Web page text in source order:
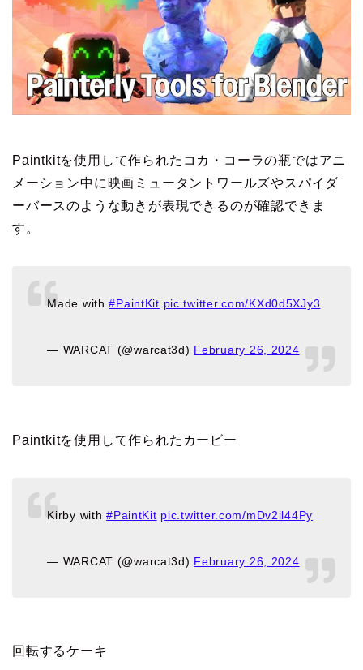
Paintkitを使用して作られたコカ・コーラの瓶ではアニ
メーション中に映画ミュータントワールズやスパイダ
ーバースのような動きが表現できるのが確認できま
す。
Made with#PaintKit pic.twitter.com/KXd0d5XJy3
— WARCAT (@warcat3d) February 26, 2024
Paintkitを使用して作られたカービー
Kirby with#PaintKit pic.twitter.com/mDv2il44Py
— WARCAT (@warcat3d) February 26, 2024
回転するケーキ